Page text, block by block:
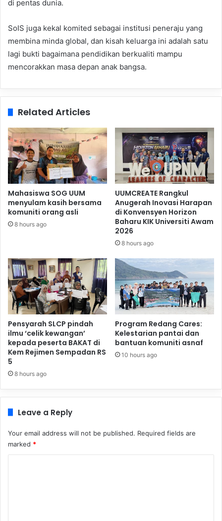
di pentas dunia.
SoIS juga kekal komited sebagai institusi peneraju yang
membina minda global, dan kisah keluarga ini adalah satu
lagi bukti bagaimana pendidikan berkualiti mampu
mencorakkan masa depan anak bangsa.
Related Articles
Mahasiswa SOG UUM
menyulam kasih bersama
komuniti orang asli
8 hours ago
UUMCREATE Rangkul
Anugerah Inovasi Harapan
di Konvensyen Horizon
Baharu KIK Universiti Awam
2026
8 hours ago
Pensyarah SLCP pindah
ilmu ‘celik kewangan’
kepada peserta BAKAT di
Kem Rejimen Sempadan RS
5
8 hours ago
Program Redang Cares:
Kelestarian pantai dan
bantuan komuniti asnaf
10 hours ago
Leave a Reply
Your email address will not be published. Required fields are
marked *